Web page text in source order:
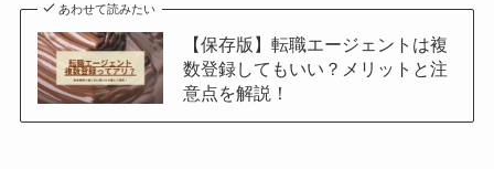
あわせて読みたい
【保存版】転職エージェントは複
数登録してもいい？メリットと注
意点を解説！